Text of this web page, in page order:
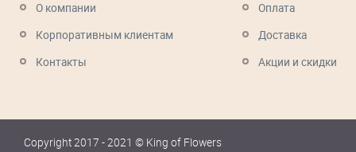
О компании
Корпоративным клиентам
Контакты
Оплата
Доставка
Акции и скидки
Copyright 2017 - 2021 © King of Flowers